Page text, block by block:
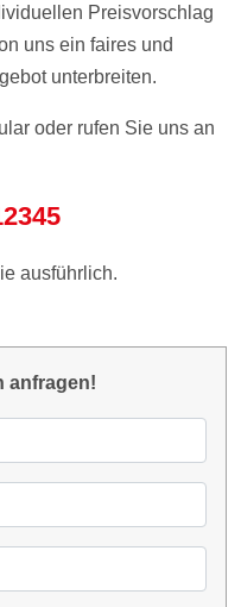
Preisvorschlag
uns ein faires und
unterbreiten.
oder rufen Sie uns an
ausführlich.
anfragen!